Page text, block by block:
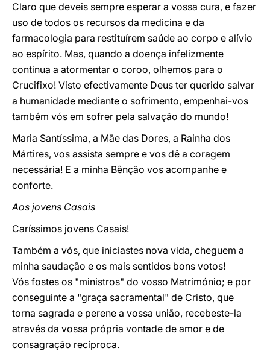
Claro que deveis sempre esperar a vossa cura, e fazer
uso de todos os recursos da medicina e da
farmacologia para restituírem saúde ao corpo e alívio
ao espírito. Mas, quando a doença infelizmente
continua a atormentar o coroo, olhemos para o
Crucifixo! Visto efectivamente Deus ter querido salvar
a humanidade mediante o sofrimento, empenhai-vos
também vós em sofrer pela salvação do mundo!
Maria Santíssima, a Mãe das Dores, a Rainha dos
Mártires, vos assista sempre e vos dê a coragem
necessária! E a minha Bênção vos acompanhe e
conforte.
Aos jovens Casais
Caríssimos jovens Casais!
Também a vós, que iniciastes nova vida, cheguem a
minha saudação e os mais sentidos bons votos!
Vós fostes os "ministros" do vosso Matrimónio; e por
conseguinte a "graça sacramental" de Cristo, que
torna sagrada e perene a vossa união, recebeste-la
através da vossa própria vontade de amor e de
consagração recíproca.